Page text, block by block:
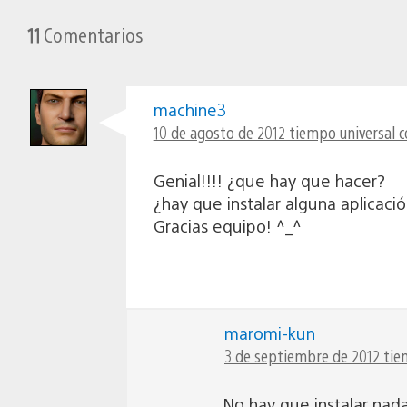
11 Comentarios
machine3
10 de agosto de 2012 tiempo universal
Genial!!!! ¿que hay que hacer?
¿hay que instalar alguna
Gracias equipo! ^_^
maromi-kun
3 de septiembre de 2012